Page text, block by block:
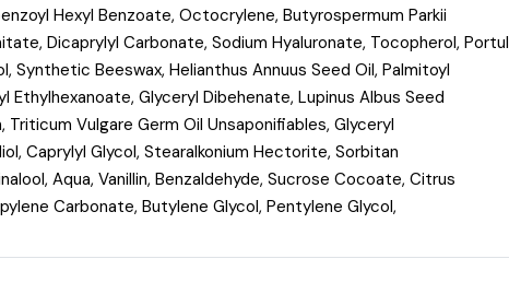
Hexyl Benzoate, Octocrylene, Butyrospermum Parkii
Dicaprylyl Carbonate, Sodium Hyaluronate, Tocopherol,
Synthetic Beeswax, Helianthus Annuus Seed Oil, Palmitoyl
Glyceryl Dibehenate, Lupinus Albus Seed
Triticum Vulgare Germ Oil Unsaponifiables, Glyceryl
Caprylyl Glycol, Stearalkonium Hectorite, Sorbitan
Aqua, Vanillin, Benzaldehyde, Sucrose Cocoate, Citrus
Carbonate, Butylene Glycol, Pentylene Glycol,